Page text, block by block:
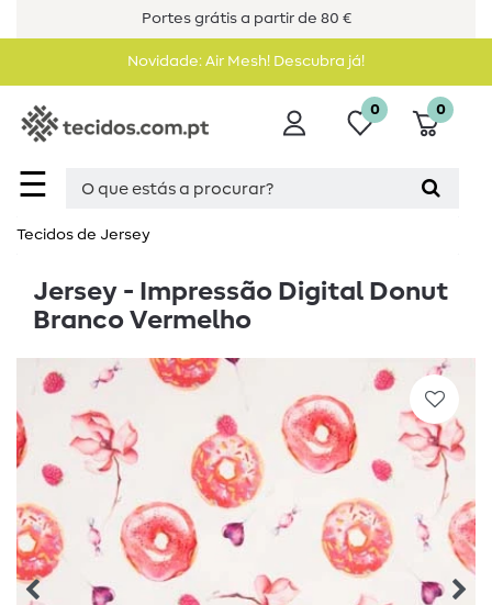
Portes grátis a partir de 80 €
Novidade: Air Mesh! Descubra já!
☰
0 0
Tecidos de Jersey
Jersey - Impressão Digital Donut
Branco Vermelho